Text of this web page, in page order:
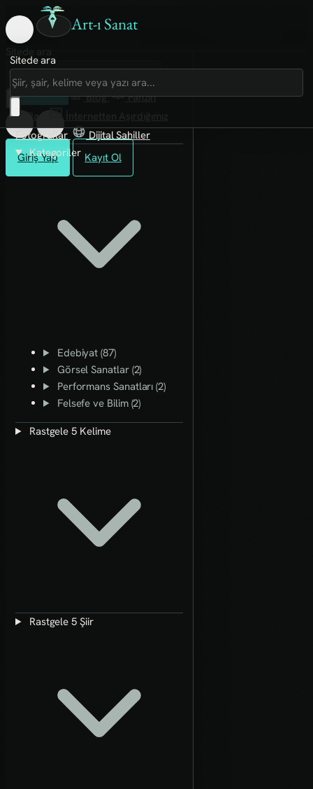
Art-ı Sanat
Giriş Yap Kayıt Ol
Sitede ara
Art-ı Sosyal
İmece
Kütüphane
Blog
Fanzin
Rafları
Fotoğraflar
Dijital Sahiller
Kategoriler
Edebiyat (87)
Görsel Sanatlar (2)
Performans Sanatları (2)
Felsefe ve Bilim (2)
Rastgele 5 Kelime
Rastgele 5 Şiir